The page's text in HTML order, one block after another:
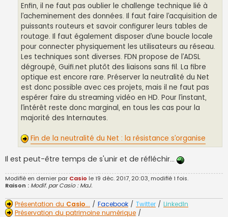
Enfin, il ne faut pas oublier le challenge technique lié à
l’acheminement des données. Il faut faire l’acquisition de
puissants routeurs et savoir configurer leurs tables de
routage. Il faut également disposer d’une boucle locale
pour connecter physiquement les utilisateurs au réseau.
Les techniques sont diverses. FDN propose de l’ADSL
dégroupé, Guifi.net plutôt des liaisons sans fil. La fibre
optique est encore rare. Préserver la neutralité du Net
est donc possible avec ces projets, mais il ne faut pas
espérer faire du streaming vidéo en HD. Pour l’instant,
l’intérêt reste donc marginal, en tous les cas pour la
majorité des Internautes.
Fin de la neutralité du Net : la résistance s’organise
Il est peut-être temps de s'unir et de réfléchir...
Modifié en dernier par Casio le 19 déc. 2017, 20:03, modifié 1 fois.
Raison : Modif. par Casio : MaJ.
Présentation du Casio... / Facebook / Twitter / LinkedIn
Préservation du patrimoine numérique /